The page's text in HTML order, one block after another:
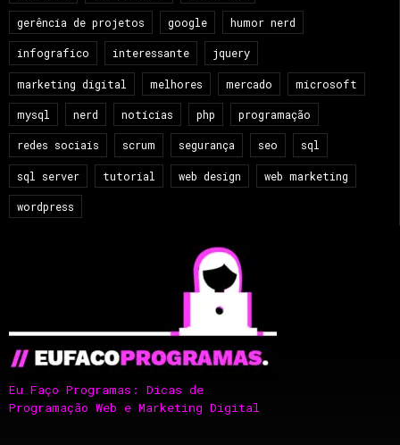
gerência de projetos google humor nerd
infografico interessante jquery
marketing digital melhores mercado microsoft
mysql nerd notícias php programação
redes sociais scrum segurança seo sql
sql server tutorial web design web marketing
wordpress
Eu Faço Programas: Dicas de
Programação Web e Marketing Digital